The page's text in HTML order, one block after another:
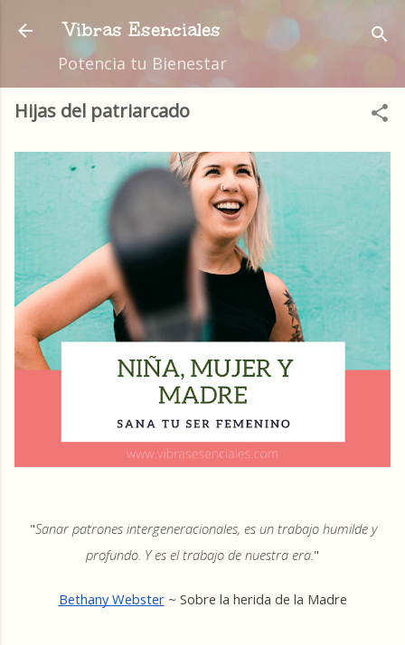
Ir al contenido principal
Vibras Esenciales
Potencia tu Bienestar
Hijas del patriarcado
"Sanar patrones intergeneracionales, es un trabajo humilde y
profundo. Y es el trabajo de nuestra era. "
Bethany Webster ~ Sobre la herida de la Madre